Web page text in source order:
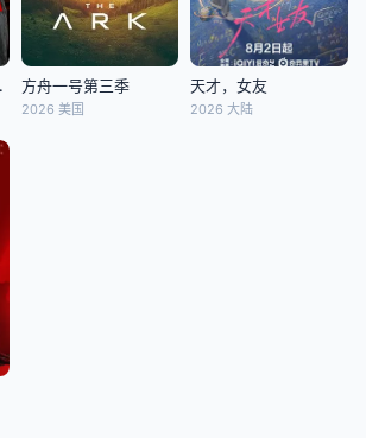
护人 方舟一号第三季
2026 美国
天才，女友
2026 大陆